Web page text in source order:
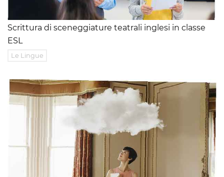
Scrittura di sceneggiature teatrali inglesi in classe
ESL
Le Lingue